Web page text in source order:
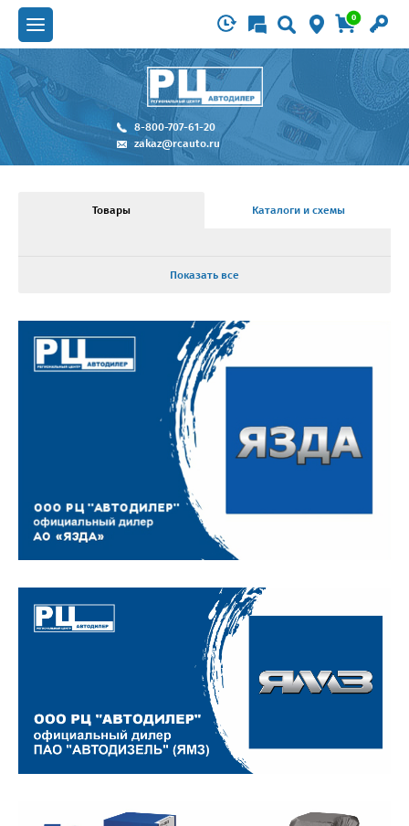
0
8-800-707-61-20
zakaz@rcauto.ru
Товары Каталоги и схемы
Показать все